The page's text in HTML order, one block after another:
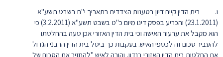
ו. בית הדין קיים דיון בטענות הצדדים בתאריך י"ח בשבט תשע"א
(23.1.2011) והכריע בפסק דינו מיום כ"ט בשבט תשע"א (3.2.2011) כי
הוא מקבל את ערעור האישה וכי בית הדין האזורי אכן טעה בהחלטתו
להעביר סכום זה לכספי האיש. בעקבות כך ביטל בית הדין הרבני הגדול
את החלטות בית הדין האזורי בנדון, והורה לאיש "להחזיר את הסכום של